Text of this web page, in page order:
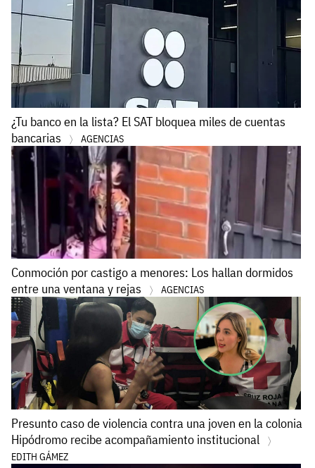
¿Tu banco en la lista? El SAT bloquea miles de cuentas
bancarias
AGENCIAS
Conmoción por castigo a menores: Los hallan dormidos
entre una ventana y rejas
AGENCIAS
Presunto caso de violencia contra una joven en la colonia
Hipódromo recibe acompañamiento institucional
EDITH GÁMEZ